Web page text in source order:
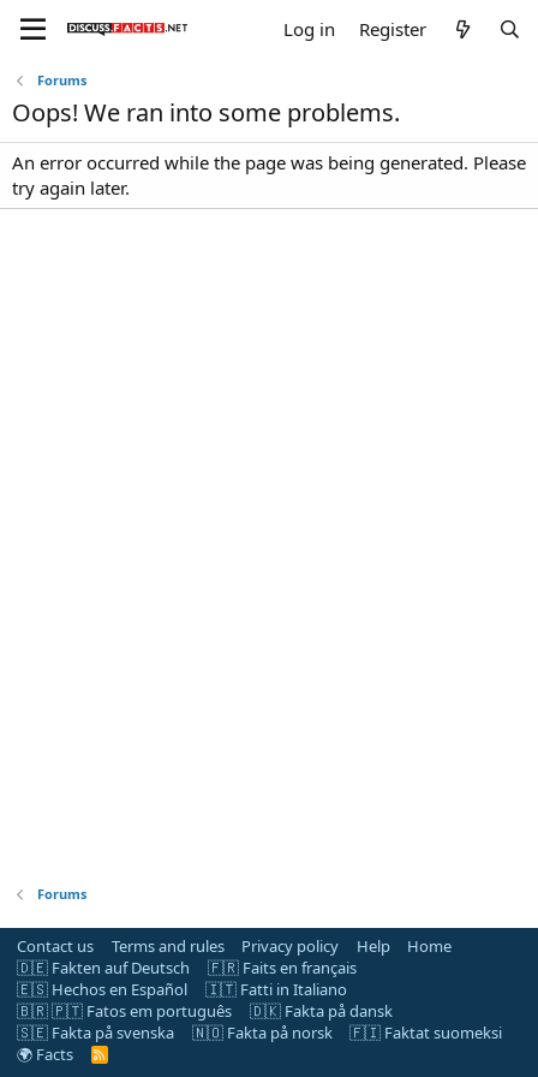
Log in Register
Forums
Oops! We ran into some problems.
An error occurred while the page was being generated. Please
try again later.
Forums
Contact us Terms and rules Privacy policy Help
Home
🇩🇪 Fakten auf Deutsch
🇫🇷 Faits en français
🇪🇸 Hechos en Español
🇮🇹 Fatti in Italiano
🇧🇷 🇵🇹 Fatos em português
🇩🇰 Fakta på dansk
🇸🇪 Fakta på svenska
🇳🇴 Fakta på norsk
🇫🇮 Faktat suomeksi
🌍 Facts
R